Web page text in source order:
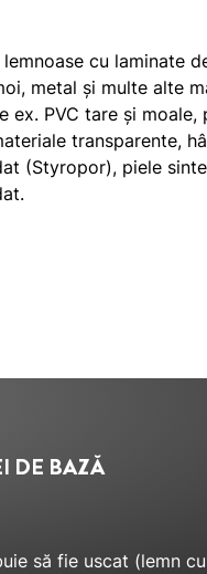
cu laminate
metal și multe alte
ex. PVC tare și
transparente,
(Styropor), piele
DE BAZĂ
să fie uscat (lemn